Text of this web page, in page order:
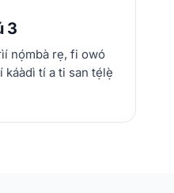
3
nọ́mbà rẹ, fi owó
káàdì tí a ti san tẹ́lẹ̀